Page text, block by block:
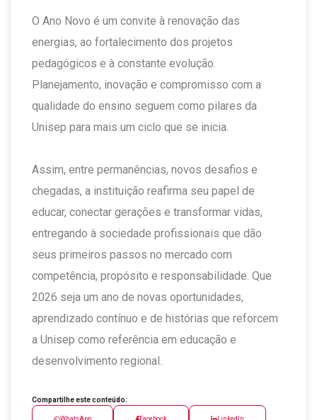
O Ano Novo é um convite à renovação das
energias, ao fortalecimento dos projetos
pedagógicos e à constante evolução.
Planejamento, inovação e compromisso com a
qualidade do ensino seguem como pilares da
Unisep para mais um ciclo que se inicia.
Assim, entre permanências, novos desafios e
chegadas, a instituição reafirma seu papel de
educar, conectar gerações e transformar vidas,
entregando à sociedade profissionais que dão
seus primeiros passos no mercado com
competência, propósito e responsabilidade. Que
2026 seja um ano de novas oportunidades,
aprendizado contínuo e de histórias que reforcem
a Unisep como referência em educação e
desenvolvimento regional.
Compartilhe este conteúdo: